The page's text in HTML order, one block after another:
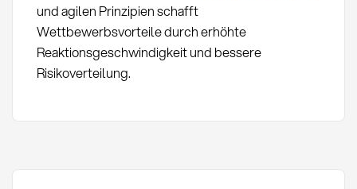
und agilen Prinzipien schafft
Wettbewerbsvorteile durch erhöhte
Reaktionsgeschwindigkeit und bessere
Risikoverteilung.